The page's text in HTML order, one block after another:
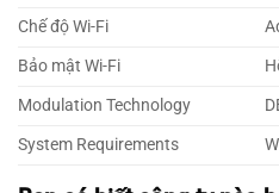
Chế độ Wi-Fi
Bảo mật Wi-Fi
Modulation Technology
System Requirements